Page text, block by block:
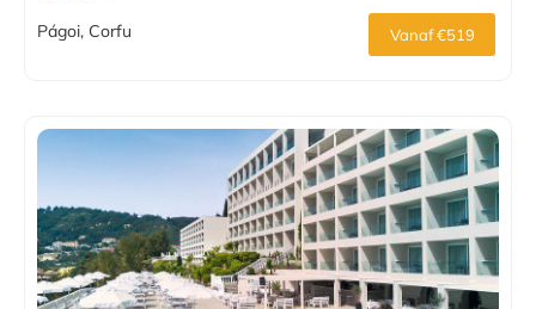
Págoi, Corfu Vanaf €519